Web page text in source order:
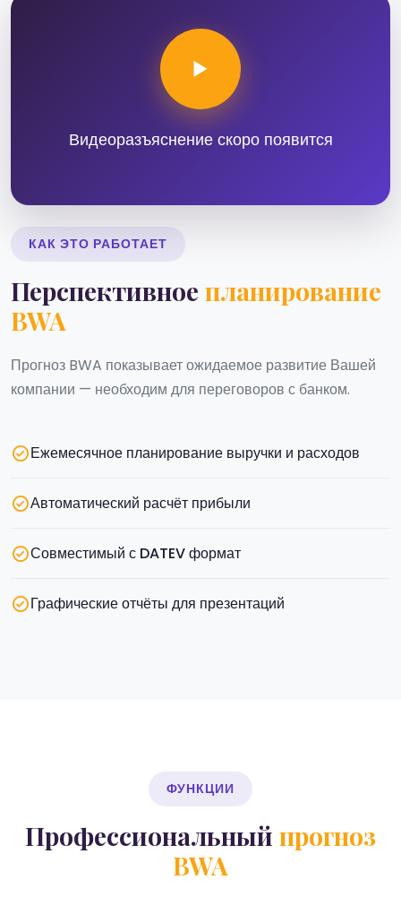
Видеоразъяснение скоро появится
КАК ЭТО РАБОТАЕТ
Перспективное планирование
BWA
Прогноз BWA показывает ожидаемое развитие Вашей
компании — необходим для переговоров с банком.
Ежемесячное планирование выручки и расходов
Автоматический расчёт прибыли
Совместимый с DATEV формат
Графические отчёты для презентаций
ФУНКЦИИ
Профессиональный прогноз
BWA